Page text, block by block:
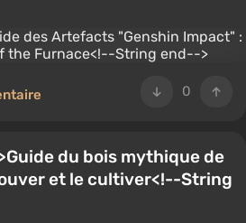
0
du bois mythique de
et le cultiver<!--String